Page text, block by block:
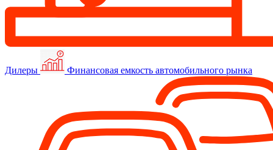
Дилеры Финансовая емкость автомобильного рынка